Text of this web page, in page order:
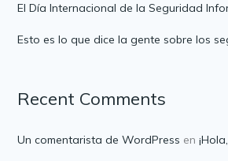
El Día Internacional de la Seguridad
Esto es lo que dice la gente sobre los
Recent Comments
Un comentarista de WordPress en